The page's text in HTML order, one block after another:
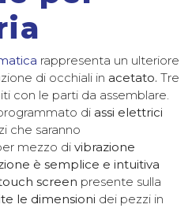
rappresenta un ulteriore
di occhiali in acetato. Tre
con le parti da assemblare.
di assi elettrici
che saranno
mezzo di vibrazione
è semplice e intuitiva
screen presente sulla
le dimensioni dei pezzi in